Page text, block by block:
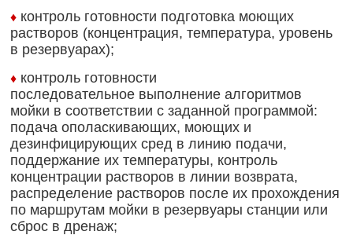
♦ контроль готовности подготовка моющих
растворов (концентрация, температура, уровень
в резервуарах);
♦ контроль готовности
последовательное выполнение алгоритмов
мойки в соответствии с заданной программой:
подача ополаскивающих, моющих и
дезинфицирующих сред в линию подачи,
поддержание их температуры, контроль
концентрации растворов в линии возврата,
распределение растворов после их прохождения
по маршрутам мойки в резервуары станции или
сброс в дренаж;